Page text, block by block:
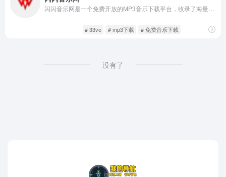
# 33ve # mp3下载 # 免费音乐下载
没有了